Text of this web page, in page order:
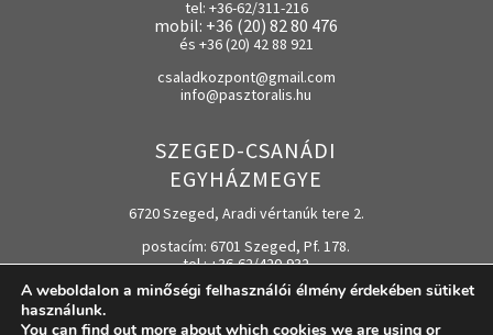
tel: +36-62/311-216
mobil: +36 (20) 82 80 476
és +36 (20) 42 88 921
csaladkozpont@gmail.com
info@pasztoralis.hu
SZEGED-CSANÁDI
EGYHÁZMEGYE
6720 Szeged, Aradi vértanúk tere 2.
postacím: 6701 Szeged, Pf. 178.
tel.: +36-62/420-932
e-mail:egyhazmegye@szeged-csanad.hu
www.szeged-csanad.hu
A weboldalon a minőségi felhasználói élmény érdekében sütiket
használunk.
You can find out more about which cookies we are using or